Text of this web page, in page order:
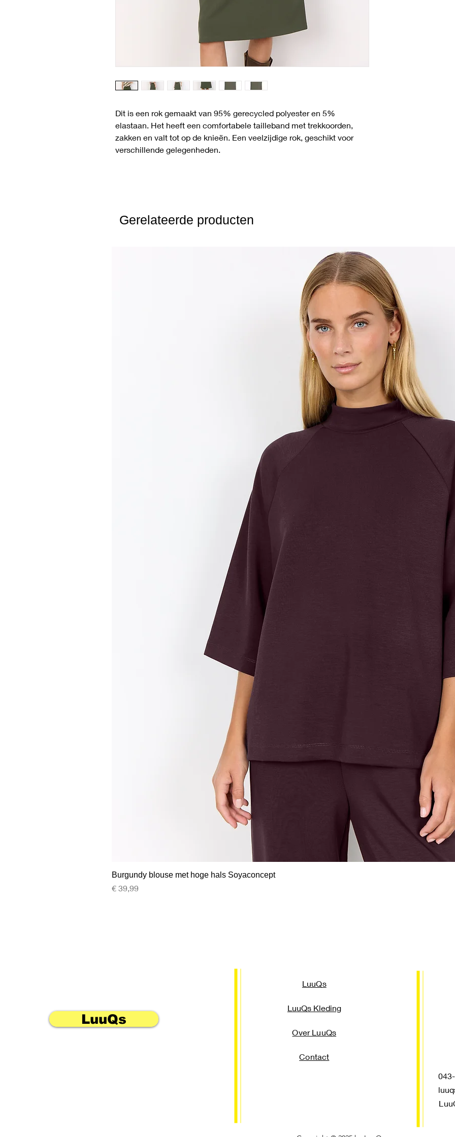
Dit is een rok gemaakt van 95% gerecycled polyester en 5%
elastaan. Het heeft een comfortabele tailleband met trekkoorden,
zakken en valt tot op de knieën. Een veelzijdige rok, geschikt voor
verschillende gelegenheden.
Gerelateerde producten
Burgundy blouse met hoge hals Soyaconcept
Prijs
€ 39,99
LuuQs
LuuQs
LuuQs Kleding
Over LuuQs
Contact
043-